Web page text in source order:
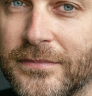
Челси
Брутал22